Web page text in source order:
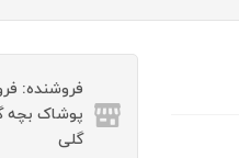
فروشنده:
پوشاک بچه
گلی